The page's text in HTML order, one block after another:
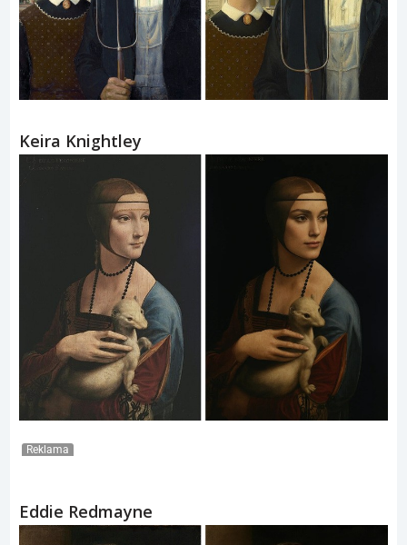
Keira Knightley
Reklama
Eddie Redmayne